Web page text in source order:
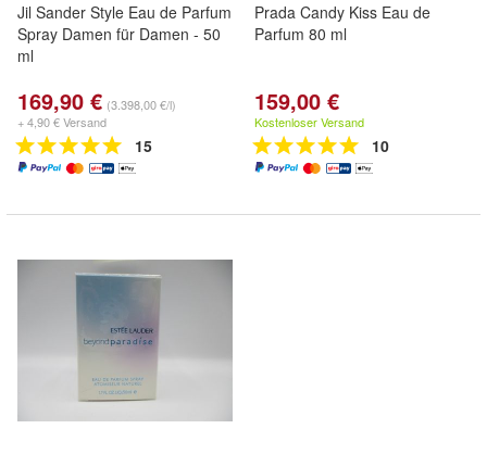
Jil Sander Style Eau de Parfum
Spray Damen für Damen - 50
ml
169,90 € (3.398,00 €/l)
+ 4,90 € Versand
15
Prada Candy Kiss Eau de
Parfum 80 ml
159,00 €
Kostenloser Versand
10